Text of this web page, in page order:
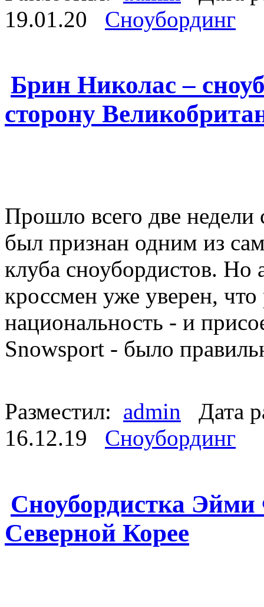
19.01.20 Сноубординг
Брин Николас –
сторону
Прошло всего две недели
был признан одним из
клуба сноубордистов. Но
кроссмен уже уверен,
национальность - и
Snowsport - было
Разместил: admin Дата
16.12.19 Сноубординг
Сноубордистка
Северной Корее